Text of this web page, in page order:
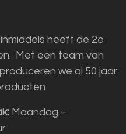
heeft de 2e
Met een team van
we al 50 jaar
Maandag –